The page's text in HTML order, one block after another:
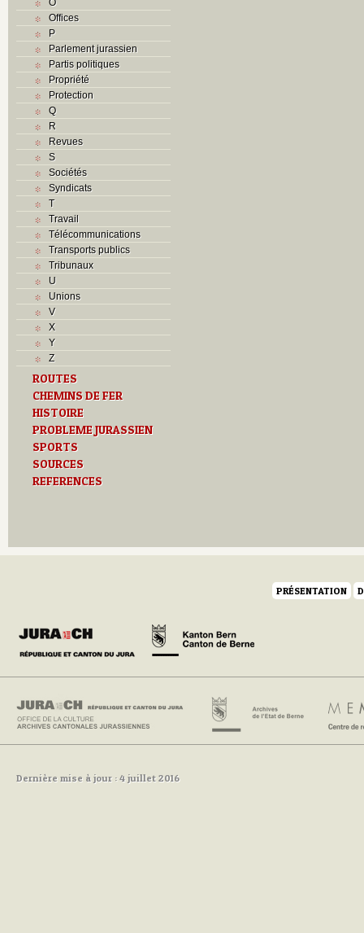
Offices
P
Parlement jurassien
Partis politiques
Propriété
Protection
Q
R
Revues
S
Sociétés
Syndicats
T
Travail
Télécommunications
Transports publics
Tribunaux
U
Unions
V
X
Y
Z
ROUTES
CHEMINS DE FER
HISTOIRE
PROBLEME JURASSIEN
SPORTS
SOURCES
REFERENCES
PRÉSENTATION
Dernière mise à jour : 4 juillet 2016